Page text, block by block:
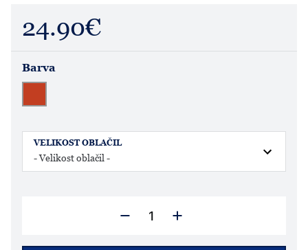
24.90€
Barva
VELIKOST OBLAČIL